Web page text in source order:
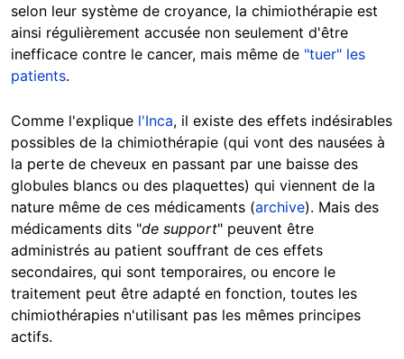
selon leur système de croyance, la chimiothérapie est
ainsi régulièrement accusée non seulement d'être
inefficace contre le cancer, mais même de "tuer" les
patients.
Comme l'explique l'Inca, il existe des effets indésirables
possibles de la chimiothérapie (qui vont des nausées à
la perte de cheveux en passant par une baisse des
globules blancs ou des plaquettes) qui viennent de la
nature même de ces médicaments (archive). Mais des
médicaments dits "de support" peuvent être
administrés au patient souffrant de ces effets
secondaires, qui sont temporaires, ou encore le
traitement peut être adapté en fonction, toutes les
chimiothérapies n'utilisant pas les mêmes principes
actifs.